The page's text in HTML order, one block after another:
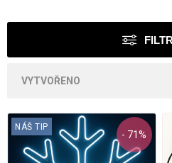
- 71%
NÁŠ TIP